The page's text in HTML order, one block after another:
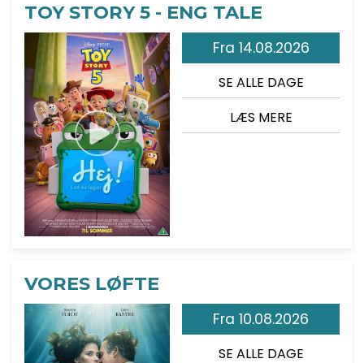
TOY STORY 5 - ENG TALE
Fra 14.08.2026
SE ALLE DAGE
LÆS MERE
VORES LØFTE
Fra 10.08.2026
SE ALLE DAGE